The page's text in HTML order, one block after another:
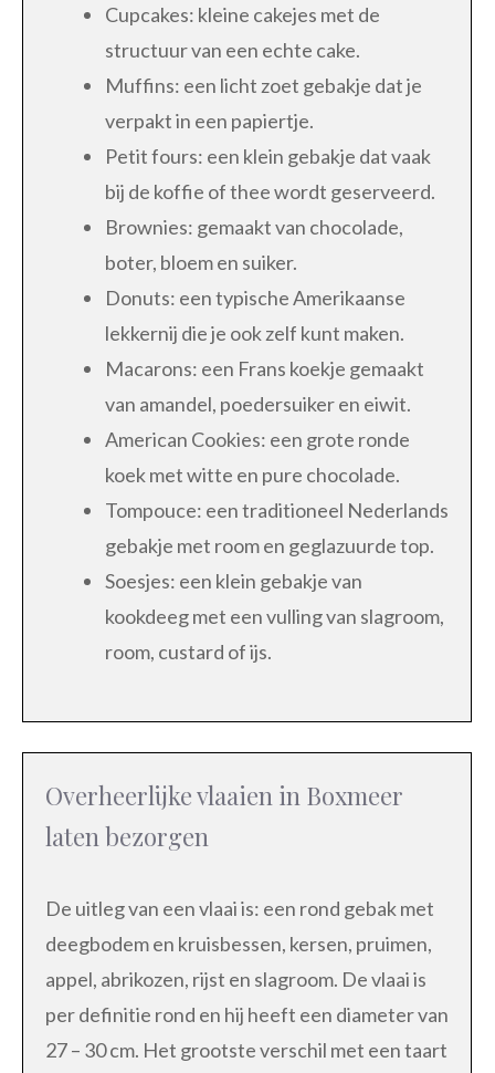
Cupcakes: kleine cakejes met de
structuur van een echte cake.
Muffins: een licht zoet gebakje dat je
verpakt in een papiertje.
Petit fours: een klein gebakje dat vaak
bij de koffie of thee wordt geserveerd.
Brownies: gemaakt van chocolade,
boter, bloem en suiker.
Donuts: een typische Amerikaanse
lekkernij die je ook zelf kunt maken.
Macarons: een Frans koekje gemaakt
van amandel, poedersuiker en eiwit.
American Cookies: een grote ronde
koek met witte en pure chocolade.
Tompouce: een traditioneel Nederlands
gebakje met room en geglazuurde top.
Soesjes: een klein gebakje van
kookdeeg met een vulling van slagroom,
room, custard of ijs.
Overheerlijke vlaaien in Boxmeer
laten bezorgen
De uitleg van een vlaai is: een rond gebak met
deegbodem en kruisbessen, kersen, pruimen,
appel, abrikozen, rijst en slagroom. De vlaai is
per definitie rond en hij heeft een diameter van
27 – 30 cm. Het grootste verschil met een taart